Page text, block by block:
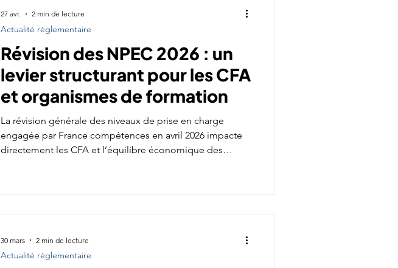
Révision des NPEC 2026 : un
levier structurant pour les CFA
et organismes de formation
La révision générale des niveaux de prise en charge
engagée par France compétences en avril 2026 impacte
directement les CFA et l’équilibre économique des
Actualité réglementaire
27 avr. 2 min de lecture
Actualité réglementaire
30 mars 2 min de lecture